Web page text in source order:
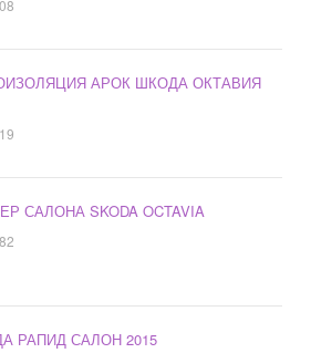
АРОК ШКОДА ОКТАВИЯ
САЛОНА SKODA OCTAVIA
РАПИД САЛОН 2015